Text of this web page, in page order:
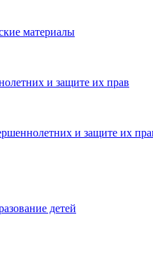
материалы
и защите их прав
и защите их
детей